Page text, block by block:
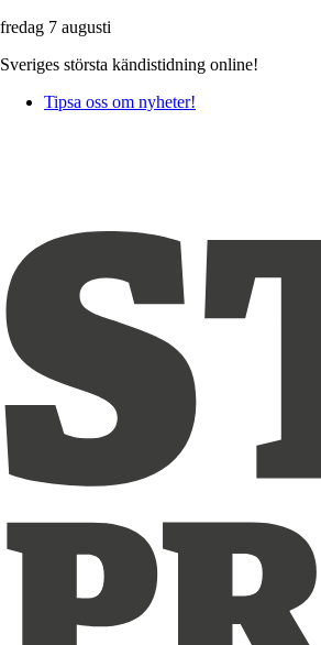
fredag 7 augusti
Sveriges största kändistidning online!
Tipsa oss om nyheter!